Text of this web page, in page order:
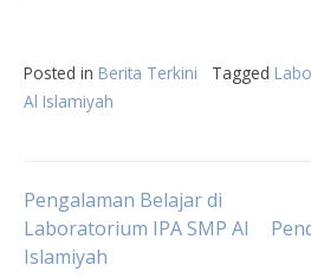
Posted in Berita Terkini Tagged
Al Islamiyah
Post
Pengalaman Belajar di
Laboratorium IPA SMP Al
Islamiyah